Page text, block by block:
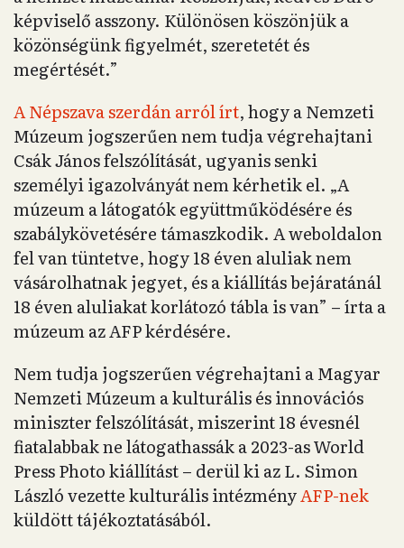
képviselő asszony. Különösen köszönjük a
közönségünk figyelmét, szeretetét és
megértését.”
A Népszava szerdán arról írt, hogy a Nemzeti
Múzeum jogszerűen nem tudja végrehajtani
Csák János felszólítását, ugyanis senki
személyi igazolványát nem kérhetik el. „A
múzeum a látogatók együttműködésére és
szabálykövetésére támaszkodik. A weboldalon
fel van tüntetve, hogy 18 éven aluliak nem
vásárolhatnak jegyet, és a kiállítás bejáratánál
18 éven aluliakat korlátozó tábla is van” – írta a
múzeum az AFP kérdésére.
Nem tudja jogszerűen végrehajtani a Magyar
Nemzeti Múzeum a kulturális és innovációs
miniszter felszólítását, miszerint 18 évesnél
fiatalabbak ne látogathassák a 2023-as World
Press Photo kiállítást – derül ki az L. Simon
László vezette kulturális intézményAFP-nek
küldött tájékoztatásából.